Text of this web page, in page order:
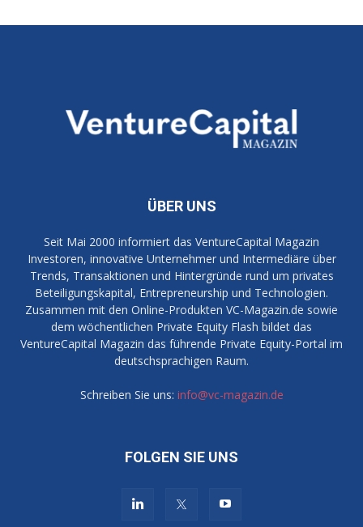
ÜBER UNS
Seit Mai 2000 informiert das VentureCapital Magazin
Investoren, innovative Unternehmer und Intermediäre über
Trends, Transaktionen und Hintergründe rund um privates
Beteiligungskapital, Entrepreneurship und Technologien.
Zusammen mit den Online-Produkten VC-Magazin.de sowie
dem wöchentlichen Private Equity Flash bildet das
VentureCapital Magazin das führende Private Equity-Portal im
deutschsprachigen Raum.
Schreiben Sie uns: info@vc-magazin.de
FOLGEN SIE UNS